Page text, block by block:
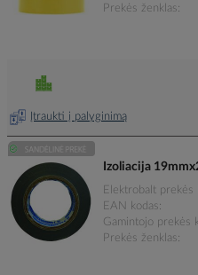
Prekės ženklas
Įtraukti į palyginimą
Izoliacija
Elektrobalt prekės
EAN kodas
Gamintojo prekės
Prekės ženklas